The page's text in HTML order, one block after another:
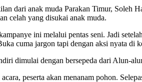
dari anak muda Parakan Timur, Soleh
celah yang disukai anak muda.
ini melalui pentas seni. Jadi
cuma jargon tapi dengan aksi nyata di
dimulai dengan bersepeda dari Alun-
peserta akan menanam pohon.